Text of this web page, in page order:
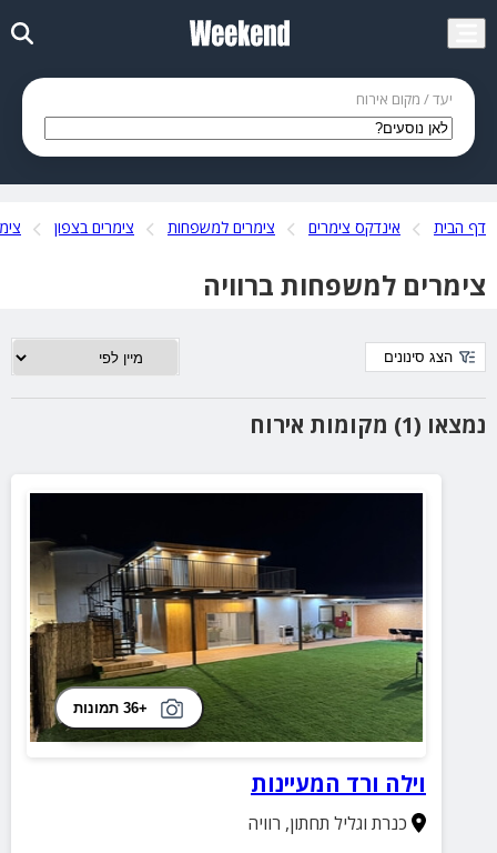
יעד / מקום אירוח
דף הבית אינדקס צימרים צימרים למשפחות צימרים בצפון
צימרים למשפחות ברוויה
נמצאו (1) מקומות אירוח
הצג סינונים
+36 תמונות
וילה ורד המעיינות
כנרת וגליל תחתון, רוויה